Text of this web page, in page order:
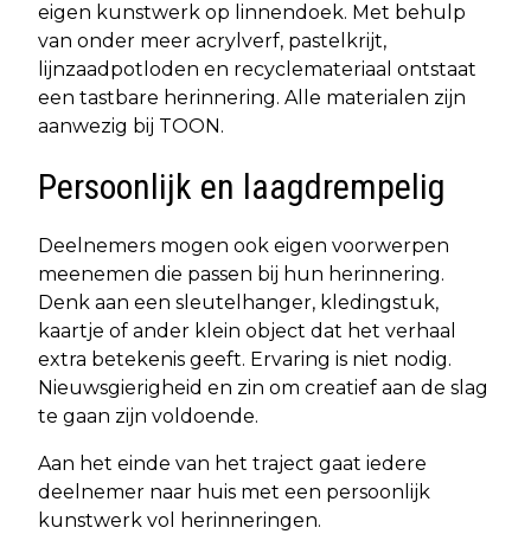
eigen kunstwerk op linnendoek. Met behulp
van onder meer acrylverf, pastelkrijt,
lijnzaadpotloden en recyclemateriaal ontstaat
een tastbare herinnering. Alle materialen zijn
aanwezig bij TOON.
Persoonlijk en laagdrempelig
Deelnemers mogen ook eigen voorwerpen
meenemen die passen bij hun herinnering.
Denk aan een sleutelhanger, kledingstuk,
kaartje of ander klein object dat het verhaal
extra betekenis geeft. Ervaring is niet nodig.
Nieuwsgierigheid en zin om creatief aan de slag
te gaan zijn voldoende.
Aan het einde van het traject gaat iedere
deelnemer naar huis met een persoonlijk
kunstwerk vol herinneringen.